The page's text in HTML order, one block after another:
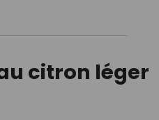
citron léger